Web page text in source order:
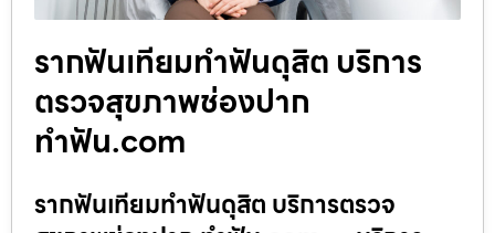
รากฟันเทียมทำฟันดุสิต บริการ
ตรวจสุขภาพช่องปาก
ทำฟัน.com
รากฟันเทียมทำฟันดุสิต บริการตรวจ